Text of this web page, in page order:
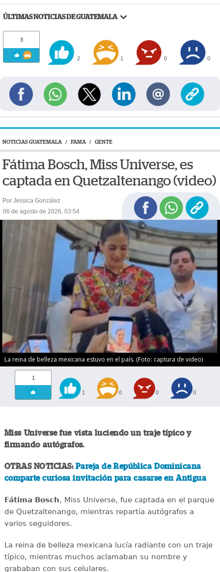
ÚLTIMAS NOTICIAS DE GUATEMALA
3
2 1 0 0
NOTICIAS GUATEMALA / FAMA / GENTE
Fátima Bosch, Miss Universe, es
captada en Quetzaltenango (video)
Por Jessica González
06 de agosto de 2026, 03:54
La reina de belleza mexicana estuvo en el país. (Foto: captura de video)
1
1 0 0 0
Miss Universe fue vista luciendo un traje típico y
firmando autógrafos.
OTRAS NOTICIAS: Pareja de República Dominicana
comparte curiosa invitación para casarse en Antigua
Fátima Bosch, Miss Universe, fue captada en el parque
de Quetzaltenango, mientras repartía autógrafos a
varios seguidores.
La reina de belleza mexicana lucía radiante con un traje
típico, mientras muchos aclamaban su nombre y
grababan con sus celulares.